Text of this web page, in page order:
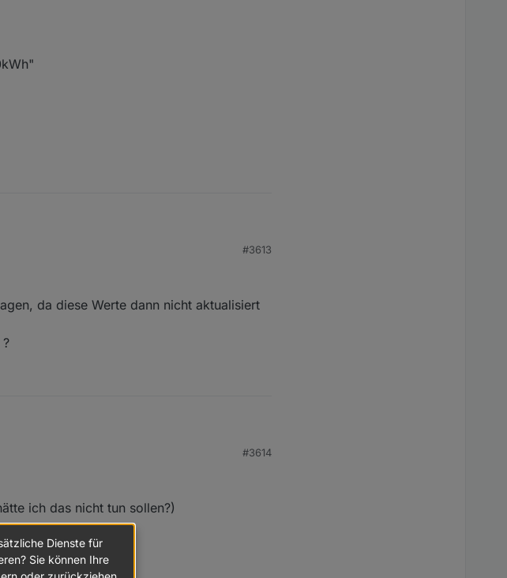
#3613
da diese Werte dann nicht aktualisiert
da diese Werte dann nicht aktualisiert werden.#3614
ich das nicht tun sollen?)
Dienste für
Sie können Ihre